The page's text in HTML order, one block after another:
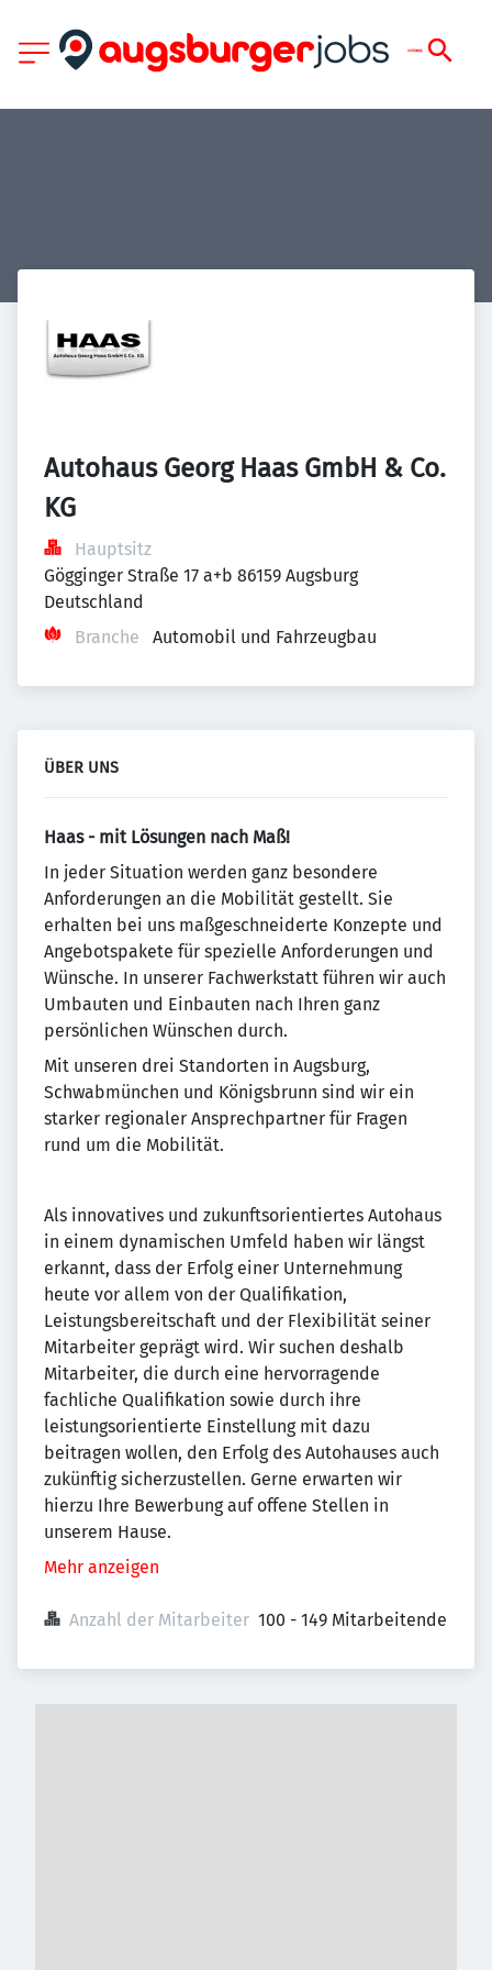
Autohaus Georg Haas GmbH & Co.
KG
Hauptsitz
Gögginger Straße 17 a+b 86159 Augsburg
Deutschland
Branche
Automobil und Fahrzeugbau
ÜBER UNS
Haas - mit Lösungen nach Maß!
In jeder Situation werden ganz besondere
Anforderungen an die Mobilität gestellt. Sie
erhalten bei uns maßgeschneiderte Konzepte und
Angebotspakete für spezielle Anforderungen und
Wünsche. In unserer Fachwerkstatt führen wir auch
Umbauten und Einbauten nach Ihren ganz
persönlichen Wünschen durch.
Mit unseren drei Standorten in Augsburg,
Schwabmünchen und Königsbrunn sind wir ein
starker regionaler Ansprechpartner für Fragen
rund um die Mobilität.
Als innovatives und zukunftsorientiertes Autohaus
in einem dynamischen Umfeld haben wir längst
erkannt, dass der Erfolg einer Unternehmung
heute vor allem von der Qualifikation,
Leistungsbereitschaft und der Flexibilität seiner
Mitarbeiter geprägt wird. Wir suchen deshalb
Mitarbeiter, die durch eine hervorragende
fachliche Qualifikation sowie durch ihre
leistungsorientierte Einstellung mit dazu
beitragen wollen, den Erfolg des Autohauses auch
zukünftig sicherzustellen. Gerne erwarten wir
hierzu Ihre Bewerbung auf offene Stellen in
unserem Hause.
Mehr anzeigen
Anzahl der Mitarbeiter 100 - 149 Mitarbeitende